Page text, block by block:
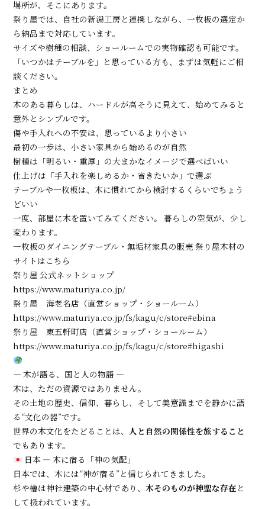
場所が、そこにあります。
祭り屋では、自社の新潟工房と連携しながら、一枚板の選定か
ら納品まで対応しています。
サイズや樹種の相談、ショールームでの実物確認も可能です。
「いつかはテーブルを」と思っている方も、まずは気軽にご相
談ください。
まとめ
木のある暮らしは、ハードルが高そうに見えて、始めてみると
意外とシンプルです。
傷や手入れへの不安は、思っているより小さい
最初の一歩は、小さい家具から始めるのが自然
樹種は「明るい・重厚」の大まかなイメージで選べばいい
仕上げは「手入れを楽しめるか・省きたいか」で選ぶ
テーブルや一枚板は、木に慣れてから検討するくらいでちょう
どいい
一度、部屋に木を置いてみてください。 暮らしの空気が、少し
変わります。
一枚板のダイニングテーブル・無垢材家具の販売 祭り屋木材の
サイトはこちら
祭り屋 公式ネットショップ
https://www.maturiya.co.jp/
祭り屋 海老名店（直営ショップ・ショールーム）
https://www.maturiya.co.jp/fs/kagu/c/store#ebina
祭り屋 東五軒町店（直営ショップ・ショールーム）
https://www.maturiya.co.jp/fs/kagu/c/store#higashi
― 木が語る、国と人の物語 ―
木は、ただの資源ではありません。
その土地の歴史、信仰、暮らし、そして美意識までを静かに語
る“文化の器”です。
世界の木文化をたどることは、 人と自然の関係性を旅すること
でもあります。
日本 ― 木に宿る「神の気配」
日本では、木には“神が宿る”と信じられてきました。
杉や檜は神社建築の中心材であり、木そのものが神聖な存在 と
して扱われています。